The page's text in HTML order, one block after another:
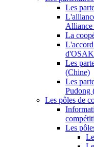
Les
La
Les
(Chine)
Les
Pudong
Les pôles de
Les